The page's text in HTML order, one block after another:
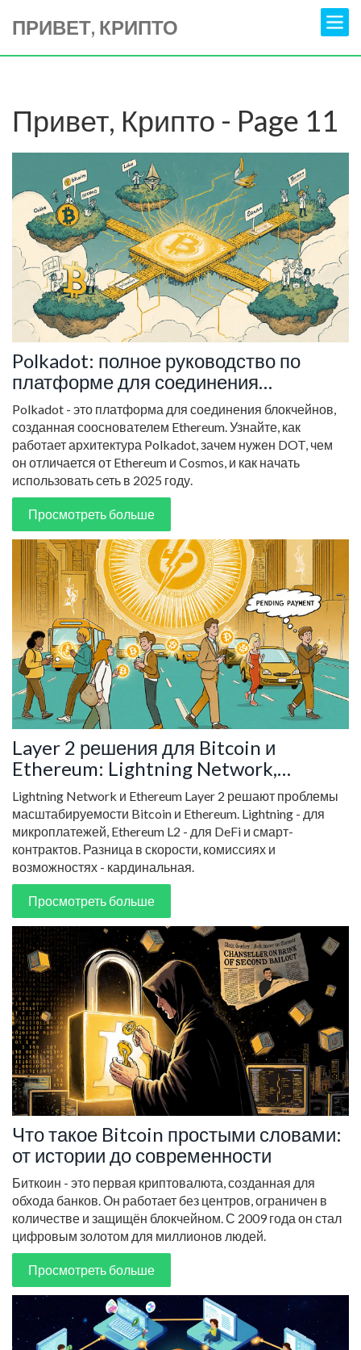
ПРИВЕТ, КРИПТО
Привет, Крипто - Page 11
Polkadot: полное руководство по
платформе для соединения
блокчейнов
Polkadot - это платформа для соединения блокчейнов,
созданная сооснователем Ethereum. Узнайте, как
работает архитектура Polkadot, зачем нужен DOT, чем
он отличается от Ethereum и Cosmos, и как начать
использовать сеть в 2025 году.
Просмотреть больше
Layer 2 решения для Bitcoin и
Ethereum: Lightning Network,
Arbitrum и Optimism в 2025 году
Lightning Network и Ethereum Layer 2 решают проблемы
масштабируемости Bitcoin и Ethereum. Lightning - для
микроплатежей, Ethereum L2 - для DeFi и смарт-
контрактов. Разница в скорости, комиссиях и
возможностях - кардинальная.
Просмотреть больше
Что такое Bitcoin простыми словами:
от истории до современности
Биткоин - это первая криптовалюта, созданная для
обхода банков. Он работает без центров, ограничен в
количестве и защищён блокчейном. С 2009 года он стал
цифровым золотом для миллионов людей.
Просмотреть больше